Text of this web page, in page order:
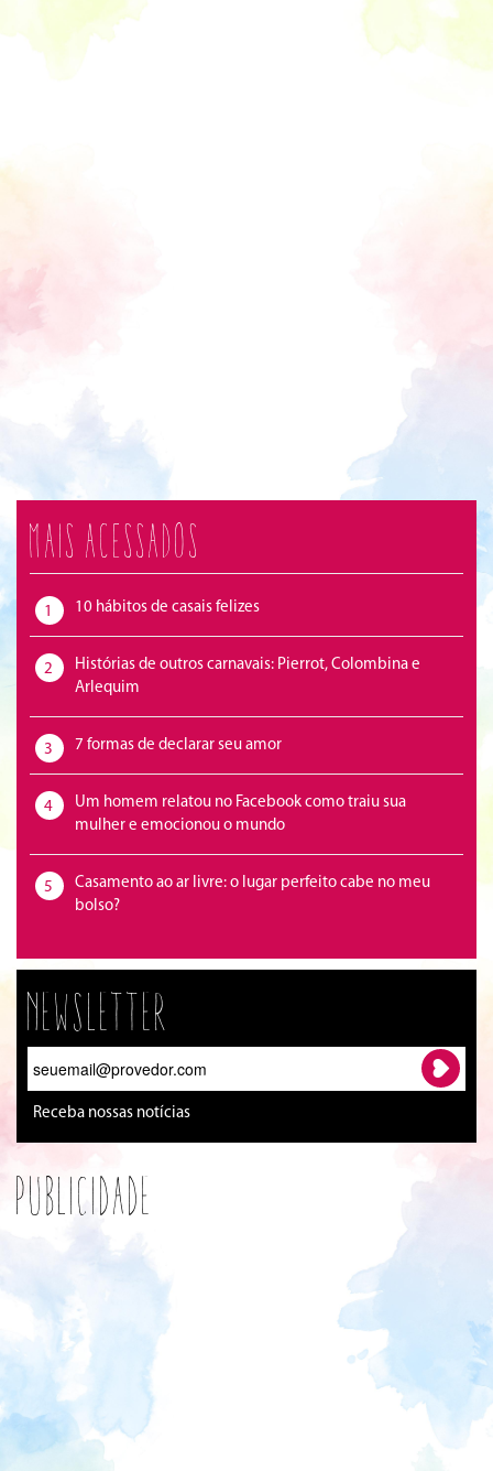
Mais acessados
1 10 hábitos de casais felizes
2
Histórias de outros carnavais: Pierrot, Colombina e
Arlequim
3 7 formas de declarar seu amor
4
Um homem relatou no Facebook como traiu sua
mulher e emocionou o mundo
5
Casamento ao ar livre: o lugar perfeito cabe no meu
bolso?
Newsletter
Receba nossas notícias
Publicidade